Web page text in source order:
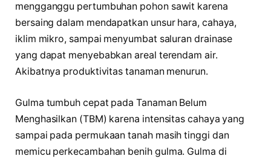
mengganggu pertumbuhan pohon sawit karena
bersaing dalam mendapatkan unsur hara, cahaya,
iklim mikro, sampai menyumbat saluran drainase
yang dapat menyebabkan areal terendam air.
Akibatnya produktivitas tanaman menurun.
Gulma tumbuh cepat pada Tanaman Belum
Menghasilkan (TBM) karena intensitas cahaya yang
sampai pada permukaan tanah masih tinggi dan
memicu perkecambahan benih gulma. Gulma di